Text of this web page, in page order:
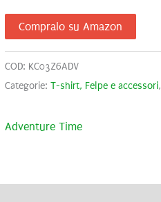
Compralo su Amazon
COD: KC03Z6ADV
Categorie: T-shirt, Felpe e accessori,
Adventure Time